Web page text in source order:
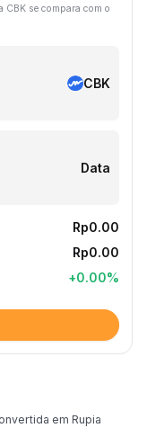
CBK se compara com o
CBK
Data
Rp0.00
Rp0.00
+0.00%
em Rupia